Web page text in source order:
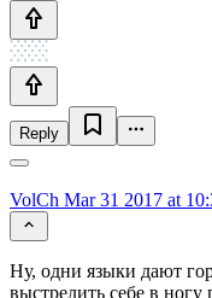
Reply
VolCh Mar 31 2017 at
Ну, одни языки дают
выстрелить себе в